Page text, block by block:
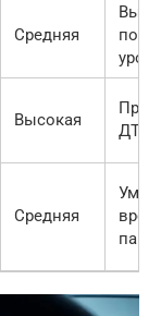
Средняя
Высокая
ДТП
Средняя